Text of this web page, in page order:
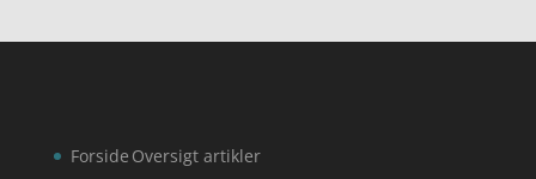
Forside Oversigt artikler